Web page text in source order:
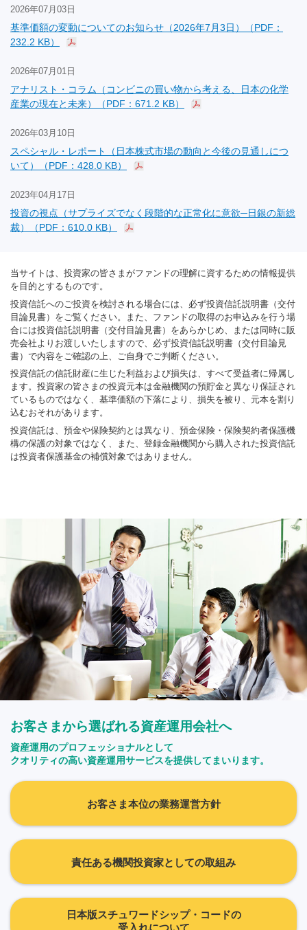
2026年07月03日
基準価額の変動についてのお知らせ（2026年7月3日）（PDF：
232.2 KB）
2026年07月01日
アナリスト・コラム（コンビニの買い物から考える、日本の化学
産業の現在と未来）（PDF：671.2 KB）
2026年03月10日
スペシャル・レポート（日本株式市場の動向と今後の見通しにつ
いて）（PDF：428.0 KB）
2023年04月17日
投資の視点（サプライズでなく段階的な正常化に意欲─日銀の新総
裁）（PDF：610.0 KB）
当サイトは、投資家の皆さまがファンドの理解に資するための情報提供
を目的とするものです。
投資信託へのご投資を検討される場合には、必ず投資信託説明書（交付
目論見書）をご覧ください。また、ファンドの取得のお申込みを行う場
合には投資信託説明書（交付目論見書）をあらかじめ、または同時に販
売会社よりお渡しいたしますので、必ず投資信託説明書（交付目論見
書）で内容をご確認の上、ご自身でご判断ください。
投資信託の信託財産に生じた利益および損失は、すべて受益者に帰属し
ます。投資家の皆さまの投資元本は金融機関の預貯金と異なり保証され
ているものではなく、基準価額の下落により、損失を被り、元本を割り
込むおそれがあります。
投資信託は、預金や保険契約とは異なり、預金保険・保険契約者保護機
構の保護の対象ではなく、また、登録金融機関から購入された投資信託
は投資者保護基金の補償対象ではありません。
お客さまから選ばれる資産運用会社へ
資産運用のプロフェッショナルとして
クオリティの高い資産運用サービスを提供してまいります。
お客さま本位の業務運営方針
責任ある機関投資家としての取組み
日本版スチュワードシップ・コードの
受入れについて